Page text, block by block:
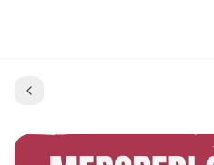
Actualités